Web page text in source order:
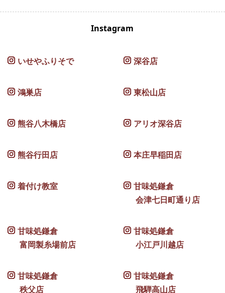
Instagram
いせやふりそで 深谷店
鴻巣店 東松山店
熊谷八木橋店 アリオ深谷店
熊谷行田店 本庄早稲田店
着付け教室
甘味処鎌倉
会津七日町通り店
甘味処鎌倉
富岡製糸場前店
甘味処鎌倉
小江戸川越店
甘味処鎌倉
秩父店
甘味処鎌倉
飛騨高山店